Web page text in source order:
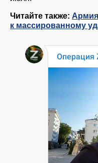
Читайте также:
к массированному